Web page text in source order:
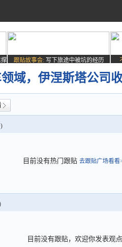
跟贴故事会: 写下旅途中被坑的经历
域，伊涅斯塔公司
目前没有热门跟贴 去跟贴广场看看
目前没有跟贴，欢迎你发表观点